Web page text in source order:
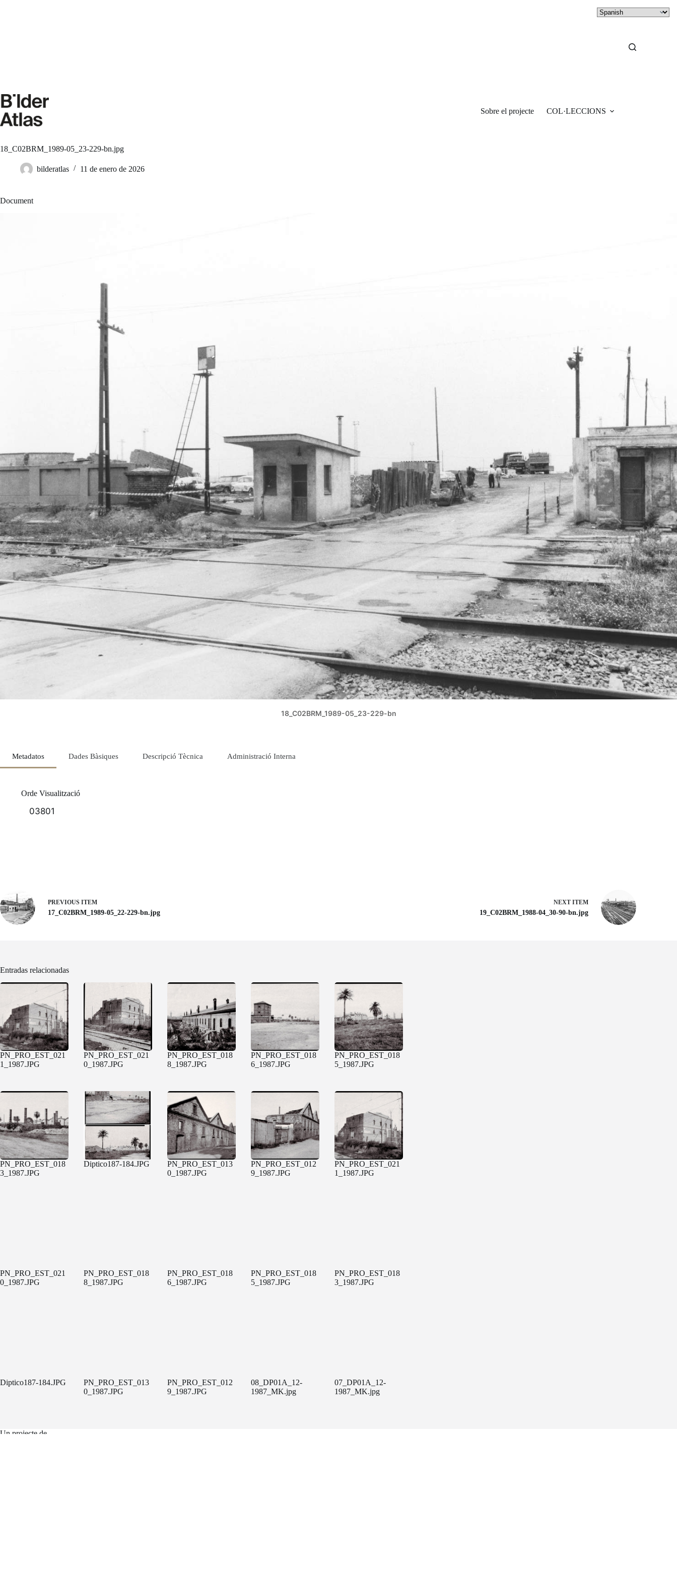
Sobre el projecte COL·LECCIONS
18_C02BRM_1989-05_23-229-bn.jpg
bilderatlas 11 de enero de 2026
Document
18_C02BRM_1989-05_23-229-bn
Metadatos
Orde Visualització
03801
Dades Bàsiques Descripció Tècnica Administració Interna
PREVIOUS ITEM
17_C02BRM_1989-05_22-229-bn.jpg
NEXT ITEM
19_C02BRM_1988-04_30-90-bn.jpg
Entradas relacionadas
PN_PRO_EST_021
1_1987.JPG
PN_PRO_EST_021
0_1987.JPG
PN_PRO_EST_018
8_1987.JPG
PN_PRO_EST_018
6_1987.JPG
PN_PRO_EST_018
5_1987.JPG
PN_PRO_EST_018
3_1987.JPG
Diptico187-184.JPG
PN_PRO_EST_013
0_1987.JPG
PN_PRO_EST_012
9_1987.JPG
PN_PRO_EST_021
1_1987.JPG
PN_PRO_EST_021
0_1987.JPG
PN_PRO_EST_018
8_1987.JPG
PN_PRO_EST_018
6_1987.JPG
PN_PRO_EST_018
5_1987.JPG
PN_PRO_EST_018
3_1987.JPG
Diptico187-184.JPG
PN_PRO_EST_013
0_1987.JPG
PN_PRO_EST_012
9_1987.JPG
08_DP01A_12-
1987_MK.jpg
07_DP01A_12-
1987_MK.jpg
Un projecte de